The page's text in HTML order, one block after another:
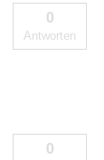
0
Antworten
0